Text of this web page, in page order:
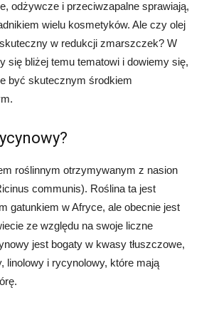
odżywcze i przeciwzapalne sprawiają,
wielu kosmetyków. Ale czy olej
w redukcji zmarszczek? W
się bliżej temu tematowi i dowiemy się,
być skutecznym środkiem
roślinnym otrzymywanym z nasion
communis). Roślina ta jest
gatunkiem w Afryce, ale obecnie jest
ze względu na swoje liczne
jest bogaty w kwasy tłuszczowe,
linolowy i rycynolowy, które mają